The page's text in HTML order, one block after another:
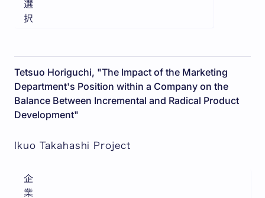
選
択
Tetsuo Horiguchi, "The Impact of the Marketing
Department's Position within a Company on the
Balance Between Incremental and Radical Product
Development"
Ikuo Takahashi Project
企
業